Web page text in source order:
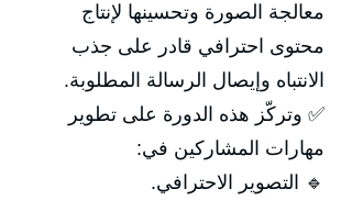
معالجة الصورة وتحسينها لإنتاج
محتوى احترافي قادر على جذب
الانتباه وإيصال الرسالة المطلوبة.
✅ وتركّز هذه الدورة على تطوير
مهارات المشاركين في:
🔹 التصوير الاحترافي.